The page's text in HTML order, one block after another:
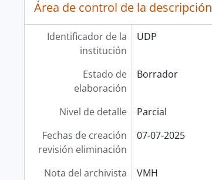
Área de control de la descripción
Identificador de la
institución
UDP
Estado de
elaboración
Borrador
Nivel de detalle
Parcial
Fechas de creación
revisión eliminación
07-07-2025
Nota del archivista VMH